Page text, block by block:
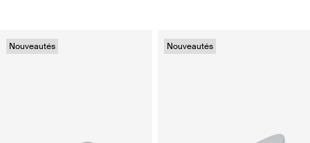
Nouveautés Nouveautés